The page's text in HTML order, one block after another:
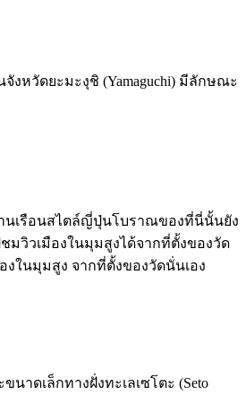
งหวัดยะมะงุชิ (Yamaguchi) มีลักษณะ
านเรือนสไตล์ญี่ปุ่นโบราณของที่นี่นั้นยัง
มวิวเมืองในมุมสูงได้จากที่ตั้งของวัด
งในมุมสูง จากที่ตั้งของวัดนั่นเอง
นาดเล็กทางฝั่งทะเลเซโตะ (Seto